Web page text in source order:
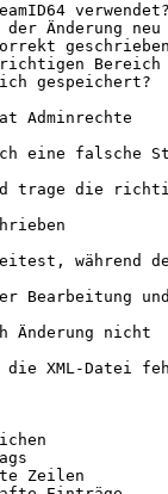
verwendet?
Änderung
Bereich
gespeichert?
Adminrechte
eine falsche
trage die
während
Bearbeitung
Änderung nicht
die XML-Datei
Zeilen